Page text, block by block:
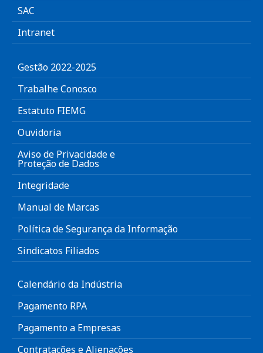
SAC
Intranet
Gestão 2022-2025
Trabalhe Conosco
Estatuto FIEMG
Ouvidoria
Aviso de Privacidade e
Proteção de Dados
Integridade
Manual de Marcas
Política de Segurança da Informação
Sindicatos Filiados
Calendário da Indústria
Pagamento RPA
Pagamento a Empresas
Contratações e Alienações